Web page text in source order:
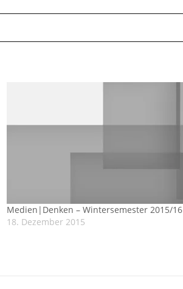
Medien|Denken – Wintersemester 2015/16
18. Dezember 2015